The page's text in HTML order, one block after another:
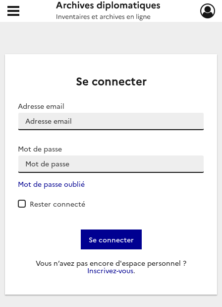
Archives diplomatiques
Ouvrir le menu déroulant
Se connecter
Adresse email
Mot de passe
Mot de passe oublié
Rester connecté
Se connecter
Vous n’avez pas encore d'espace personnel ?
Inscrivez-vous.